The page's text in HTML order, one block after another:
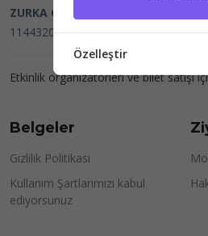
ZURKA CE BITI DOO
114432064, MB 22023195,
Etkinlik organizatörleri ve bilet satışı
Belgeler
Gizlilik Politikası
Kullanım Şartlarımızı kabul
ediyorsunuz
Özelleştir